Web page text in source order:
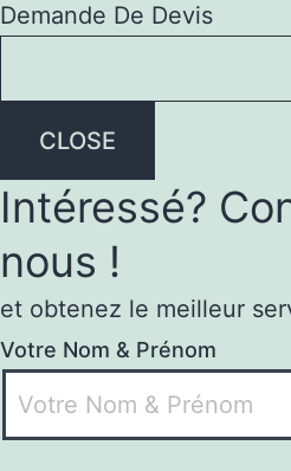
Demande De Devis
CLOSE
Intéressé?
nous !
et obtenez le meilleur
Votre Nom & Prénom